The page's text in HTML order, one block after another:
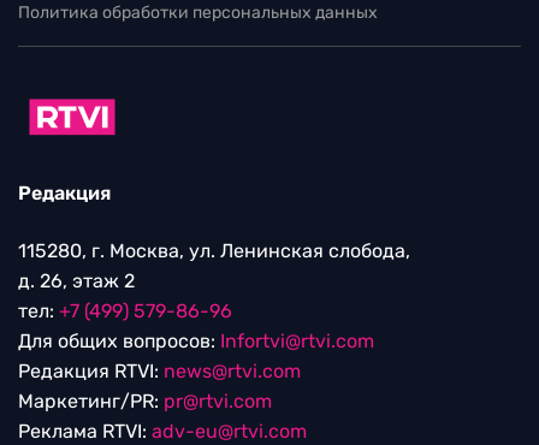
Политика обработки персональных данных
Редакция
115280, г. Москва, ул. Ленинская слобода,
д. 26, этаж 2
тел: +7 (499) 579-86-96
Для общих вопросов: Infortvi@rtvi.com
Редакция RTVI: news@rtvi.com
Маркетинг/PR: pr@rtvi.com
Реклама RTVI: adv-eu@rtvi.com